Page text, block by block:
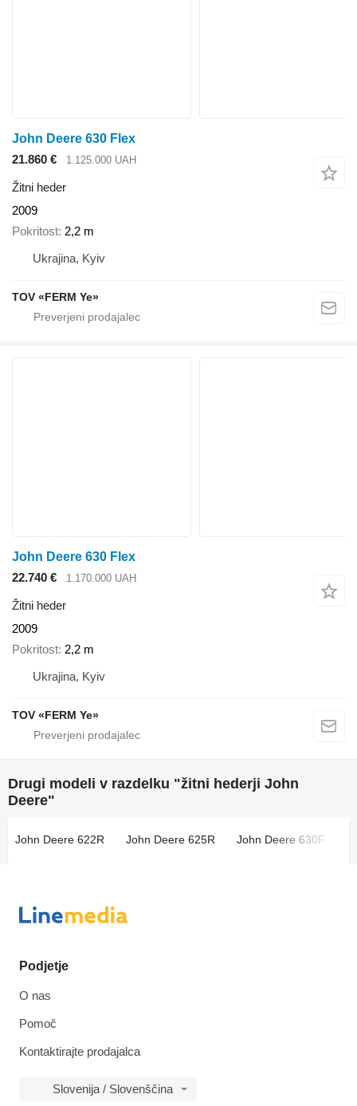
John Deere 630 Flex
21.860 €
1.125.000 UAH
Žitni heder
2009
Pokritost 2,2 m
Ukrajina, Kyiv
TOV «FERM Ye»
John Deere 630 Flex
22.740 €
1.170.000 UAH
Žitni heder
2009
Pokritost 2,2 m
Ukrajina, Kyiv
TOV «FERM Ye»
Drugi modeli v razdelku "žitni hederji John
Deere"
John Deere 622R John Deere 625R John Deere 630F
Podjetje
O nas
Pomoč
Kontaktirajte prodajalca
Slovenija / Slovenščina